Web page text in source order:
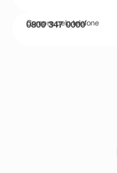
Compre pelo telefone
0800 347 0000